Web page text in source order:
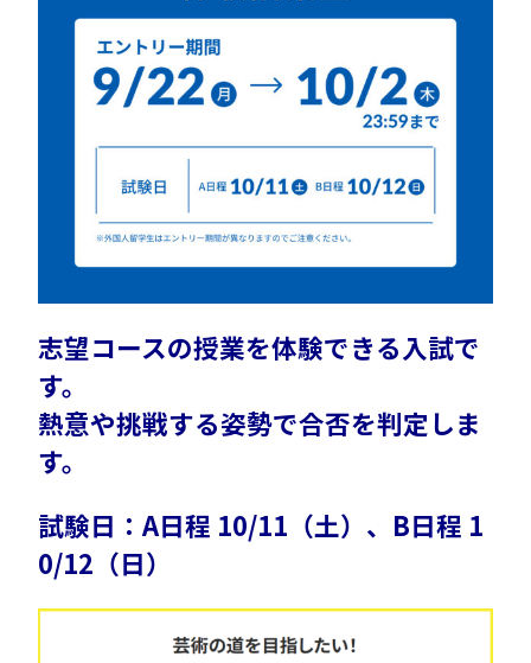
志望コースの授業を体験できる入試で
す。
熱意や挑戦する姿勢で合否を判定しま
す。
試験日：A日程 10/11（土）、B日程 1
0/12（日）